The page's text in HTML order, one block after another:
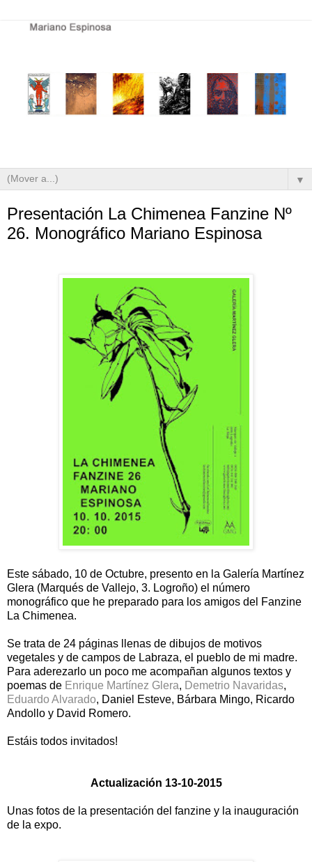
▼
Presentación La Chimenea Fanzine Nº
26. Monográfico Mariano Espinosa
Este sábado, 10 de Octubre, presento en la Galería Martínez
Glera (Marqués de Vallejo, 3. Logroño) el número
monográfico que he preparado para los amigos del Fanzine
La Chimenea.
Se trata de 24 páginas llenas de dibujos de motivos
vegetales y de campos de Labraza, el pueblo de mi madre.
Para aderezarlo un poco me acompañan algunos textos y
poemas de Enrique Martínez Glera, Demetrio Navaridas,
Eduardo Alvarado, Daniel Esteve, Bárbara Mingo, Ricardo
Andollo y David Romero.
Estáis todos invitados!
Actualización 13-10-2015
Unas fotos de la presentación del fanzine y la inauguración
de la expo.